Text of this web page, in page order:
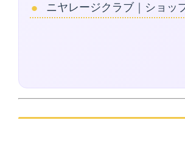
ニヤレージクラブ｜ショッ